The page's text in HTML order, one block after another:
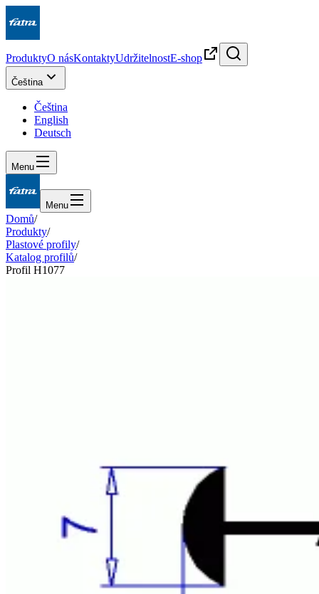
ProduktyO násKontaktyUdržitelnostE-shop
Čeština
Čeština
English
Deutsch
Menu
Menu
Domů/
Produkty/
Plastové profily/
Katalog profilů/
Profil H1077